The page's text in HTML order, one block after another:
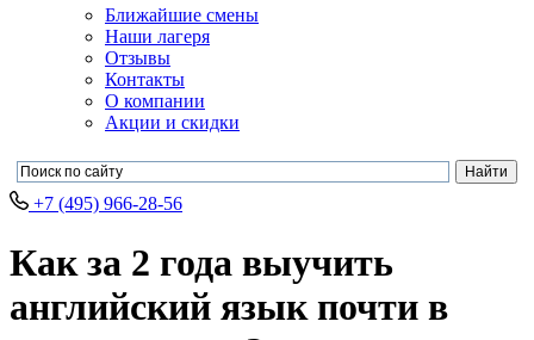
Ближайшие смены
Наши лагеря
Отзывы
Контакты
О компании
Акции и скидки
+7 (495) 966-28-56
Как за 2 года выучить
английский язык почти в